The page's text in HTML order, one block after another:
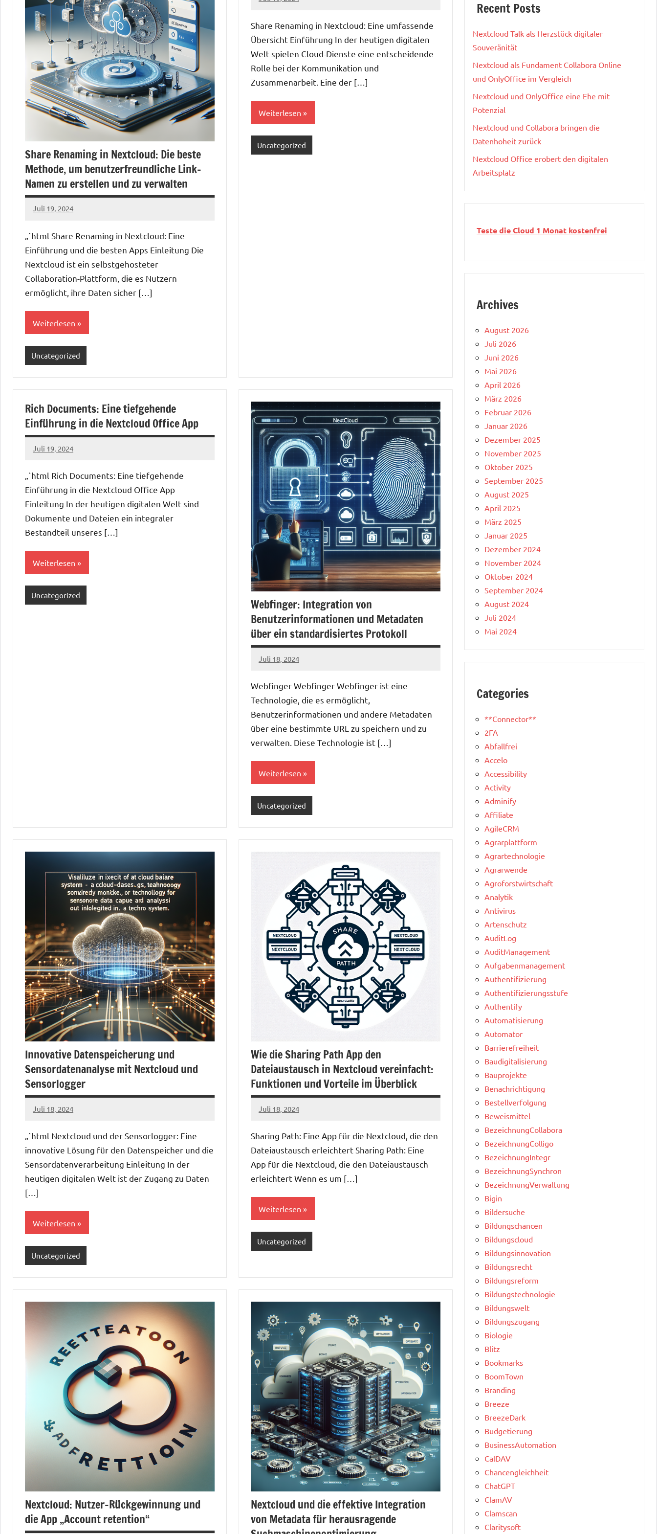
Share Renaming in Nextcloud: Die beste
Methode, um benutzerfreundliche Link-
Namen zu erstellen und zu verwalten
Juli 19, 2024
admin
„`html Share Renaming in Nextcloud: Eine
Einführung und die besten Apps Einleitung Die
Nextcloud ist ein selbstgehosteter
Collaboration-Plattform, die es Nutzern
ermöglicht, ihre Daten sicher […]
Weiterlesen
Uncategorized
admin
Share Renaming in Nextcloud: Eine umfassende
Übersicht Einführung In der heutigen digitalen
Welt spielen Cloud-Dienste eine entscheidende
Rolle bei der Kommunikation und
Zusammenarbeit. Eine der […]
Weiterlesen
Uncategorized
Rich Documents: Eine tiefgehende
Einführung in die Nextcloud Office App
Juli 19, 2024
admin
„`html Rich Documents: Eine tiefgehende
Einführung in die Nextcloud Office App
Einleitung In der heutigen digitalen Welt sind
Dokumente und Dateien ein integraler
Bestandteil unseres […]
Weiterlesen
Uncategorized
Webfinger: Integration von
Benutzerinformationen und Metadaten
über ein standardisiertes Protokoll
Juli 18, 2024
admin
Webfinger Webfinger Webfinger ist eine
Technologie, die es ermöglicht,
Benutzerinformationen und andere Metadaten
über eine bestimmte URL zu speichern und zu
verwalten. Diese Technologie ist […]
Weiterlesen
Uncategorized
Innovative Datenspeicherung und
Sensordatenanalyse mit Nextcloud und
Sensorlogger
Juli 18, 2024
admin
„`html Nextcloud und der Sensorlogger: Eine
innovative Lösung für den Datenspeicher und die
Sensordatenverarbeitung Einleitung In der
heutigen digitalen Welt ist der Zugang zu Daten
[…]
Weiterlesen
Uncategorized
Wie die Sharing Path App den
Dateiaustausch in Nextcloud vereinfacht:
Funktionen und Vorteile im Überblick
Juli 18, 2024
admin
Sharing Path: Eine App für die Nextcloud, die den
Dateiaustausch erleichtert Sharing Path: Eine
App für die Nextcloud, die den Dateiaustausch
erleichtert Wenn es um […]
Weiterlesen
Uncategorized
Nextcloud: Nutzer-Rückgewinnung und
die App „Account retention“
Nextcloud und die effektive Integration
von Metadata für herausragende
Recent Posts
Nextcloud Talk als Herzstück digitaler
Souveränität
Nextcloud als Fundament Collabora Online
und OnlyOffice im Vergleich
Nextcloud und OnlyOffice eine Ehe mit
Potenzial
Nextcloud und Collabora bringen die
Datenhoheit zurück
Nextcloud Office erobert den digitalen
Arbeitsplatz
Teste die Cloud 1 Monat kostenfrei
Archives
August 2026
Juli 2026
Juni 2026
Mai 2026
April 2026
März 2026
Februar 2026
Januar 2026
Dezember 2025
November 2025
Oktober 2025
September 2025
August 2025
April 2025
März 2025
Januar 2025
Dezember 2024
November 2024
Oktober 2024
September 2024
August 2024
Juli 2024
Mai 2024
Categories
**Connector**
2FA
Abfallfrei
Accelo
Accessibility
Activity
Adminify
Affiliate
AgileCRM
Agrarplattform
Agrartechnologie
Agrarwende
Agroforstwirtschaft
Analytik
Antivirus
Artenschutz
AuditLog
AuditManagement
Aufgabenmanagement
Authentifizierung
Authentifizierungsstufe
Authentify
Automatisierung
Automator
Barrierefreiheit
Baudigitalisierung
Bauprojekte
Benachrichtigung
Bestellverfolgung
Beweismittel
BezeichnungCollabora
BezeichnungColligo
BezeichnungIntegr
BezeichnungSynchron
BezeichnungVerwaltung
Bigin
Bildersuche
Bildungschancen
Bildungscloud
Bildungsinnovation
Bildungsrecht
Bildungsreform
Bildungstechnologie
Bildungswelt
Bildungszugang
Biologie
Blitz
Bookmarks
BoomTown
Branding
Breeze
BreezeDark
Budgetierung
BusinessAutomation
CalDAV
Chancengleichheit
ChatGPT
ClamAV
Clamscan
Claritysoft